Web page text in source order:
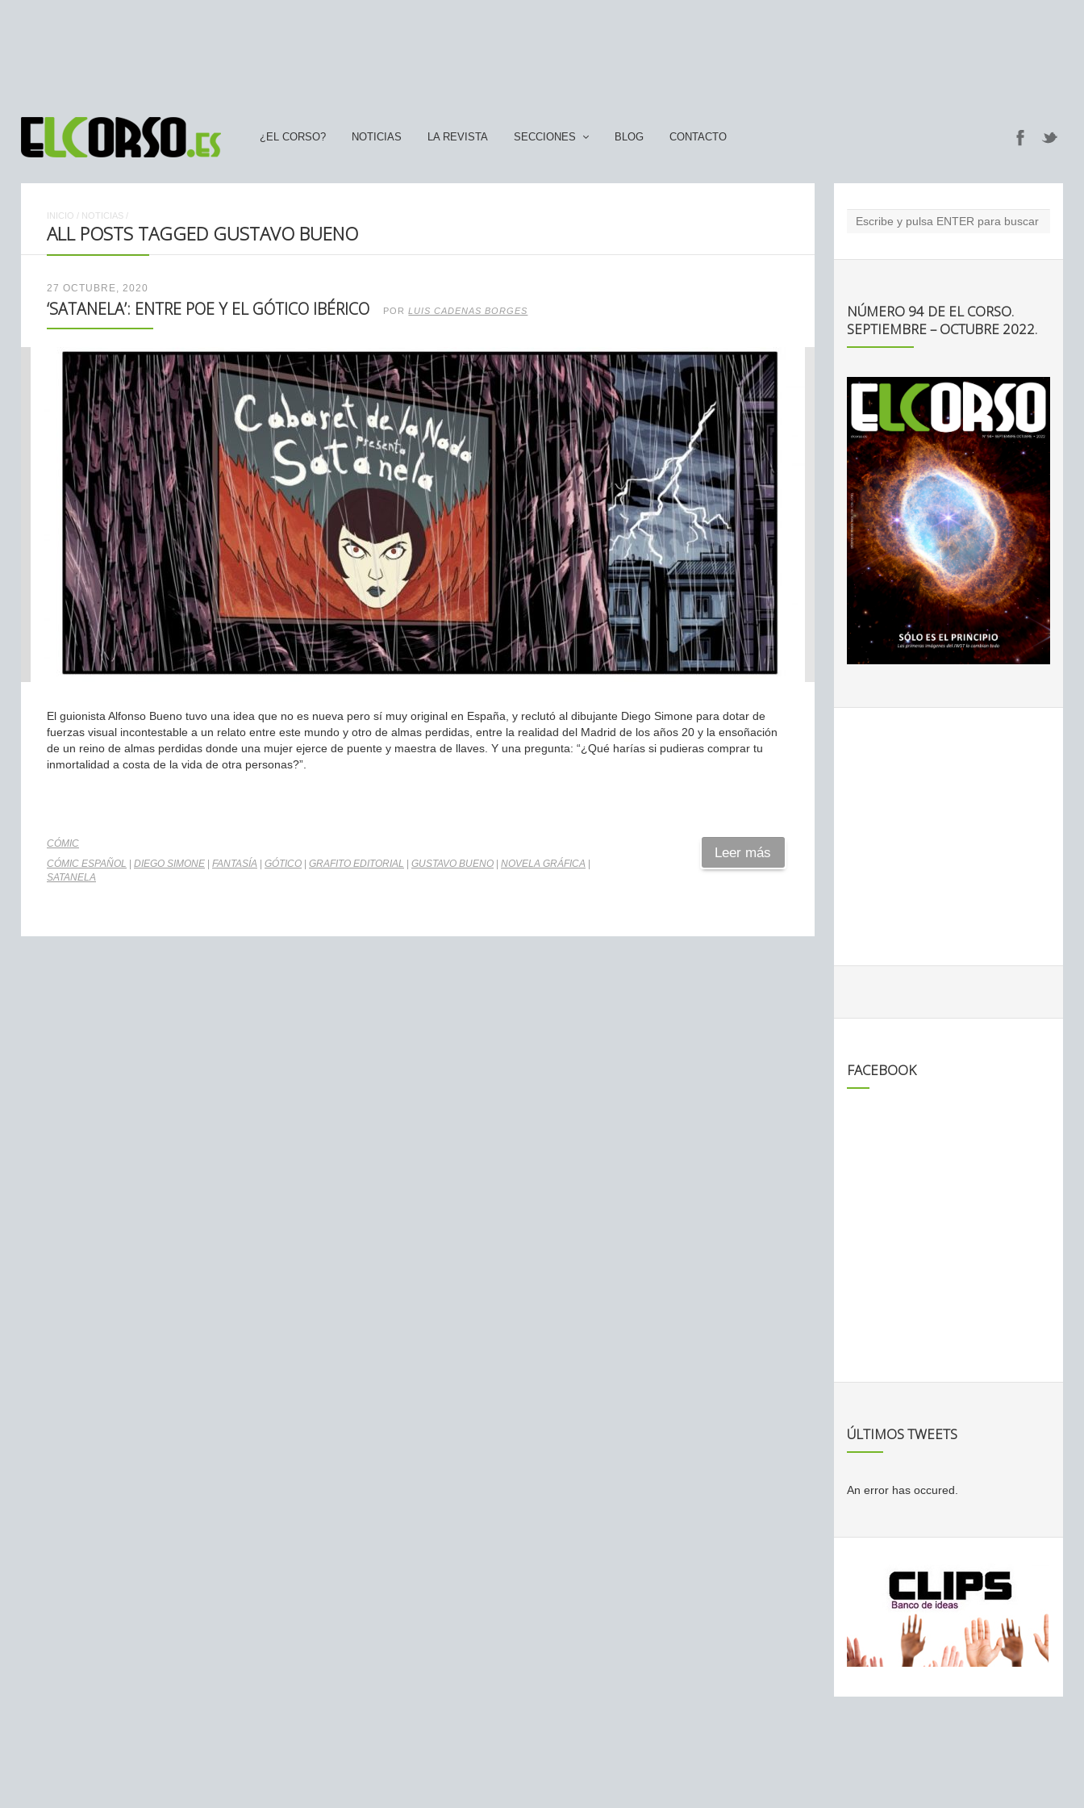
¿EL CORSO? NOTICIAS LA REVISTA SECCIONES BLOG CONTACTO
INICIO / NOTICIAS /
ALL POSTS TAGGED GUSTAVO BUENO
27 OCTUBRE, 2020
‘SATANELA’: ENTRE POE Y EL GÓTICO IBÉRICO PORLUIS CADENAS BORGES
El guionista Alfonso Bueno tuvo una idea que no es nueva pero sí muy original en España, y reclutó al dibujante Diego Simone para dotar de
fuerzas visual incontestable a un relato entre este mundo y otro de almas perdidas, entre la realidad del Madrid de los años 20 y la ensoñación
de un reino de almas perdidas donde una mujer ejerce de puente y maestra de llaves. Y una pregunta: “¿Qué harías si pudieras comprar tu
inmortalidad a costa de la vida de otra personas?”.
CÓMIC
CÓMIC ESPAÑOL
DIEGO SIMONE FANTASÍA GÓTICO GRAFITO EDITORIAL GUSTAVO BUENO NOVELA GRÁFICA
SATANELA
Leer más
NÚMERO 94 DE EL CORSO.
SEPTIEMBRE – OCTUBRE 2022.
FACEBOOK
ÚLTIMOS TWEETS
An error has occured.